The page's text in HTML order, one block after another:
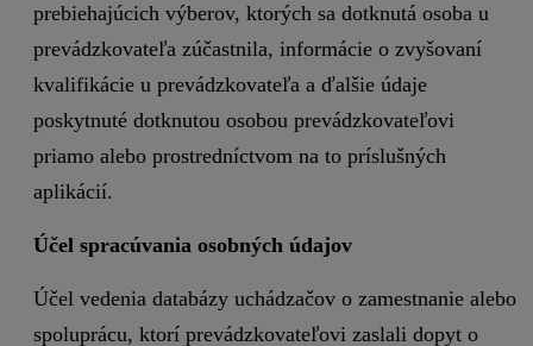
prebiehajúcich výberov, ktorých sa dotknutá osoba u
prevádzkovateľa zúčastnila, informácie o zvyšovaní
kvalifikácie u prevádzkovateľa a ďalšie údaje
poskytnuté dotknutou osobou prevádzkovateľovi
priamo alebo prostredníctvom na to príslušných
aplikácií.
Účel spracúvania osobných údajov
Účel vedenia databázy uchádzačov o zamestnanie alebo
spoluprácu, ktorí prevádzkovateľovi zaslali dopyt o